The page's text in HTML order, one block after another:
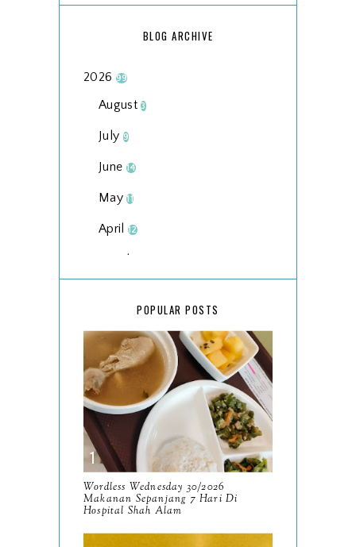
BLOG ARCHIVE
2026 99
August3
July 9
June 14
May11
April 12
March
2025134
December15
November
October
September
August8
POPULAR POSTS
Wordless Wednesday 30/2026
Makanan Sepanjang 7 Hari Di
Hospital Shah Alam